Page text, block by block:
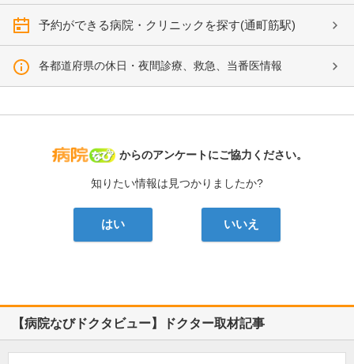
予約ができる病院・クリニックを探す(通町筋駅)
各都道府県の休日・夜間診療、救急、当番医情報
病院なび
からのアンケートにご協力ください。
知りたい情報は見つかりましたか?
はい いいえ
【病院なびドクタビュー】ドクター取材記事